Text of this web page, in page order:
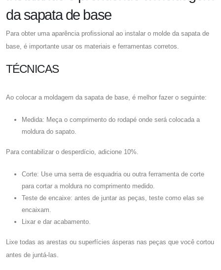
da sapata de base
Para obter uma aparência profissional ao instalar o molde da sapata de
base, é importante usar os materiais e ferramentas corretos.
TÉCNICAS
Ao colocar a moldagem da sapata de base, é melhor fazer o seguinte:
Medida: Meça o comprimento do rodapé onde será colocada a
moldura do sapato.
Para contabilizar o desperdício, adicione 10%.
Corte: Use uma serra de esquadria ou outra ferramenta de corte
para cortar a moldura no comprimento medido.
Teste de encaixe: antes de juntar as peças, teste como elas se
encaixam.
Lixar e dar acabamento.
Lixe todas as arestas ou superfícies ásperas nas peças que você cortou
antes de juntá-las.